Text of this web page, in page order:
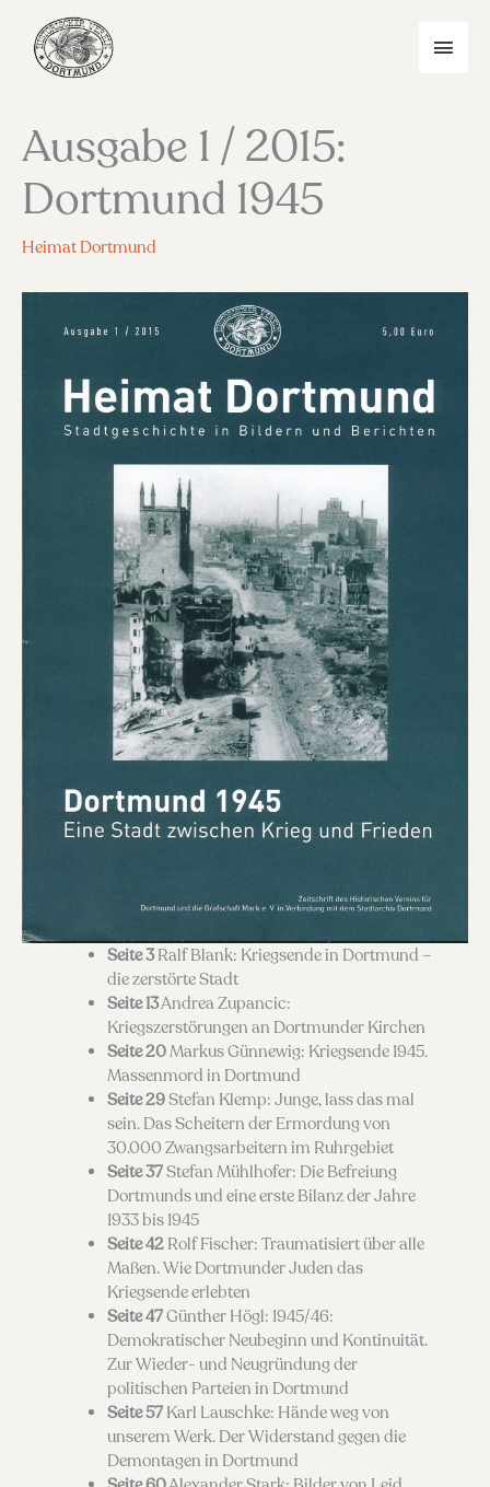
Inhalt
springen
Ausgabe 1 / 2015:
Dortmund 1945
Heimat Dortmund
Seite 3Ralf Blank: Kriegsende in Dortmund –
die zerstörte Stadt
Seite 13Andrea Zupancic:
Kriegszerstörungen an Dortmunder Kirchen
Seite 20Markus Günnewig: Kriegsende 1945.
Massenmord in Dortmund
Seite 29Stefan Klemp: Junge, lass das mal
sein. Das Scheitern der Ermordung von
30.000 Zwangsarbeitern im Ruhrgebiet
Seite 37Stefan Mühlhofer: Die Befreiung
Dortmunds und eine erste Bilanz der Jahre
1933 bis 1945
Seite 42Rolf Fischer: Traumatisiert über alle
Maßen. Wie Dortmunder Juden das
Kriegsende erlebten
Seite 47Günther Högl: 1945/46:
Demokratischer Neubeginn und Kontinuität.
Zur Wieder- und Neugründung der
politischen Parteien in Dortmund
Seite 57Karl Lauschke: Hände weg von
unserem Werk. Der Widerstand gegen die
Demontagen in Dortmund